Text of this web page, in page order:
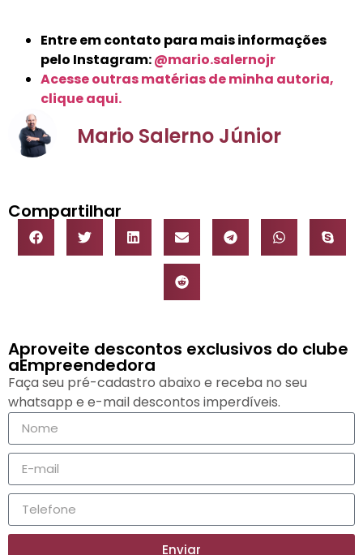
Entre em contato para mais informações
pelo Instagram:@mario.salernojr
Acesse outras matérias de minha autoria,
clique aqui.
Mario Salerno Júnior
Compartilhar
Aproveite descontos exclusivos do clube
aEmpreendedora
Faça seu pré-cadastro abaixo e receba no seu
whatsapp e e-mail descontos imperdíveis.
Enviar